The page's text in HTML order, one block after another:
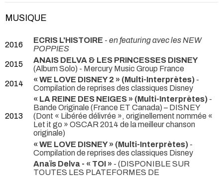
MUSIQUE
2016 ECRIS L'HISTOIRE - en featuring avec les NEW
POPPIES
2015
ANAIS DELVA & LES PRINCESSES DISNEY
(Album Solo) - Mercury Music Group France
2014
« WE LOVE DISNEY 2 » (Multi-Interprètes) -
Compilation de reprises des classiques Disney
2013
« LA REINE DES NEIGES » (Multi-Interprètes) -
Bande Originale (France ET Canada) – DISNEY
(Dont « Libérée délivrée », originellement nommée «
Let it go » OSCAR 2014 de la meilleur chanson
originale)
« WE LOVE DISNEY » (Multi-Interprètes) -
Compilation de reprises des classiques Disney
Anaïs Delva - « TOI » - (DISPONIBLE SUR
TOUTES LES PLATEFORMES DE